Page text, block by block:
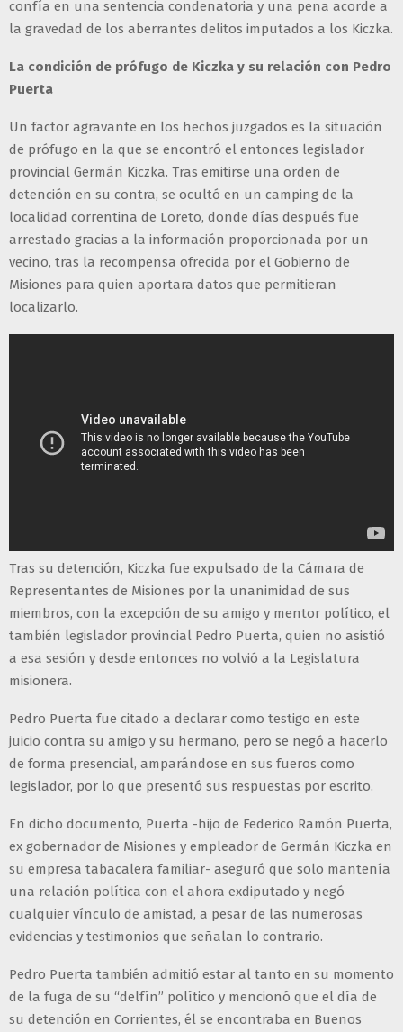
confía en una sentencia condenatoria y una pena acorde a
la gravedad de los aberrantes delitos imputados a los Kiczka.
La condición de prófugo de Kiczka y su relación con Pedro
Puerta
Un factor agravante en los hechos juzgados es la situación
de prófugo en la que se encontró el entonces legislador
provincial Germán Kiczka. Tras emitirse una orden de
detención en su contra, se ocultó en un camping de la
localidad correntina de Loreto, donde días después fue
arrestado gracias a la información proporcionada por un
vecino, tras la recompensa ofrecida por el Gobierno de
Misiones para quien aportara datos que permitieran
localizarlo.
Tras su detención, Kiczka fue expulsado de la Cámara de
Representantes de Misiones por la unanimidad de sus
miembros, con la excepción de su amigo y mentor político, el
también legislador provincial Pedro Puerta, quien no asistió
a esa sesión y desde entonces no volvió a la Legislatura
misionera.
Pedro Puerta fue citado a declarar como testigo en este
juicio contra su amigo y su hermano, pero se negó a hacerlo
de forma presencial, amparándose en sus fueros como
legislador, por lo que presentó sus respuestas por escrito.
En dicho documento, Puerta -hijo de Federico Ramón Puerta,
ex gobernador de Misiones y empleador de Germán Kiczka en
su empresa tabacalera familiar- aseguró que solo mantenía
una relación política con el ahora exdiputado y negó
cualquier vínculo de amistad, a pesar de las numerosas
evidencias y testimonios que señalan lo contrario.
Pedro Puerta también admitió estar al tanto en su momento
de la fuga de su “delfín” político y mencionó que el día de
su detención en Corrientes, él se encontraba en Buenos